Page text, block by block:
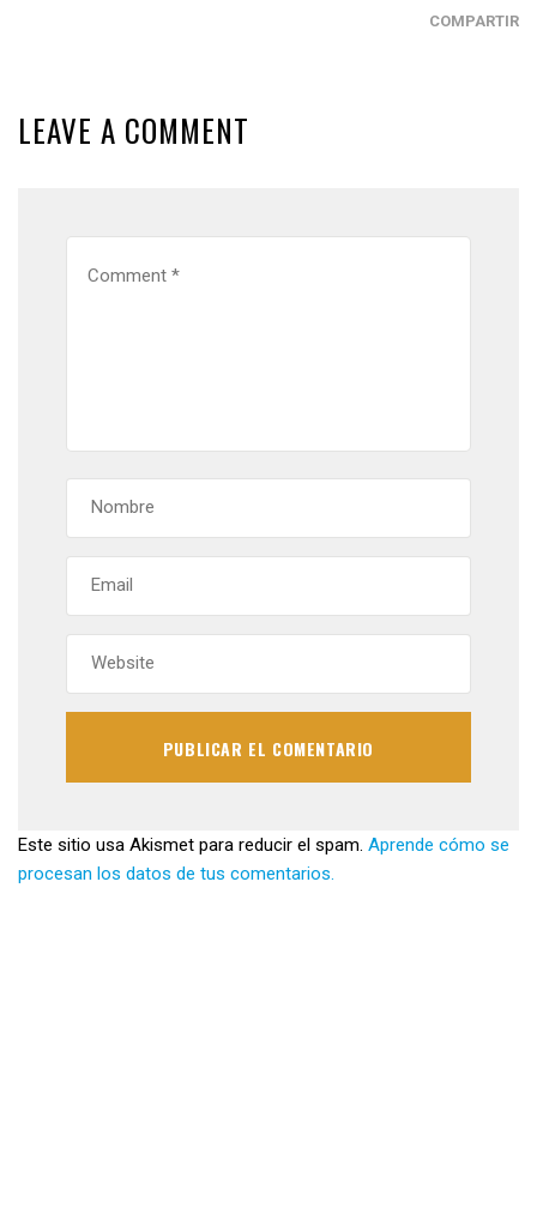
COMPARTIR
LEAVE A COMMENT
Este sitio usa Akismet para reducir el spam. Aprende cómo se
procesan los datos de tus comentarios.